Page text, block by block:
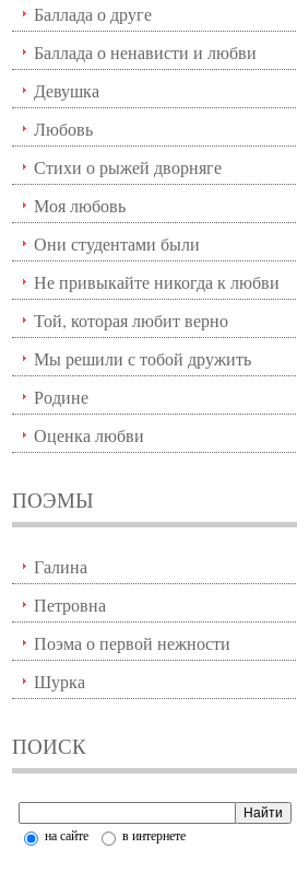
Баллада о друге
Баллада о ненависти и любви
Девушка
Любовь
Стихи о рыжей дворняге
Моя любовь
Они студентами были
Не привыкайте никогда к любви
Той, которая любит верно
Мы решили с тобой дружить
Родине
Оценка любви
ПОЭМЫ
Галина
Петровна
Поэма о первой нежности
Шурка
ПОИСК
на сайте в интернете